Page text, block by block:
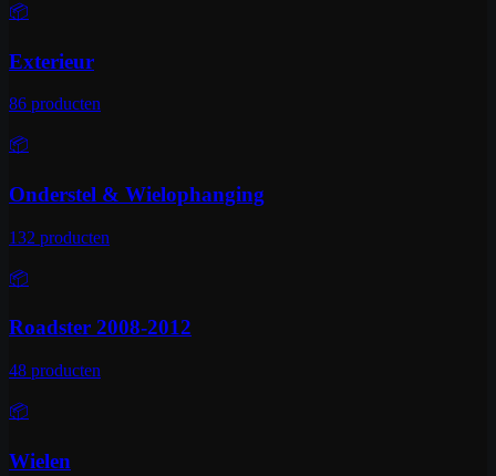
📦
Exterieur
86 producten
📦
Onderstel & Wielophanging
132 producten
📦
Roadster 2008-2012
48 producten
📦
Wielen